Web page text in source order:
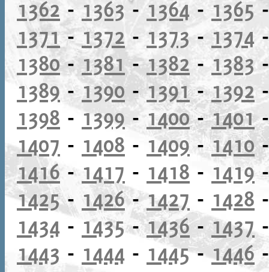
1362 - 1363- 1364-1365
1371-1372 - 1373-1374
1380-1381-1382-1383
1389 -1390-1391-1392
1398 -1399 -1400-1401
1407 - 1408 - 1409-1410
1416- 1417 - 1418 - 1419
1425- 1426-1427 - 1428
1434 - 1435-1436- 1437
1443 - 1444 - 1445-1446